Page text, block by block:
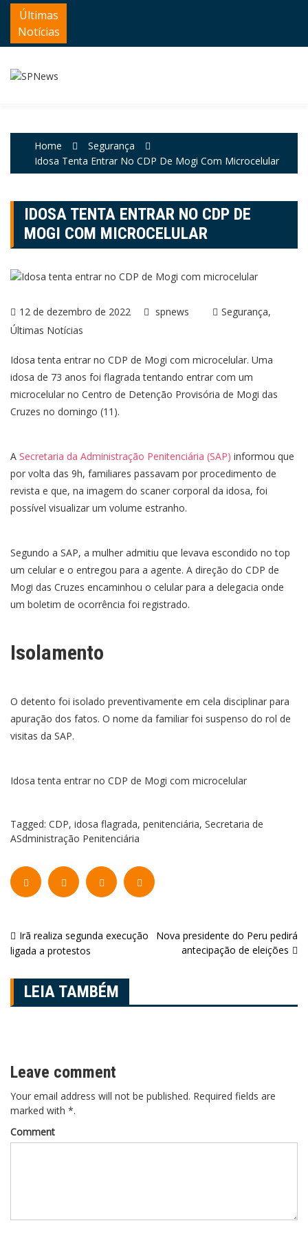
Skip
content
Últimas
Notícias
Home
Segurança
Idosa Tenta Entrar No CDP De Mogi Com Microcelular
IDOSA TENTA ENTRAR NO CDP DE
MOGI COM MICROCELULAR
12 de dezembro de 2022 spnews
Segurança
Últimas Notícias
Idosa tenta entrar no CDP de Mogi com microcelular. Uma
idosa de 73 anos foi flagrada tentando entrar com um
microcelular no Centro de Detenção Provisória de Mogi das
Cruzes no domingo (11).
A Secretaria da Administração Penitenciária (SAP) informou que
por volta das 9h, familiares passavam por procedimento de
revista e que, na imagem do scaner corporal da idosa, foi
possível visualizar um volume estranho.
Segundo a SAP, a mulher admitiu que levava escondido no top
um celular e o entregou para a agente. A direção do CDP de
Mogi das Cruzes encaminhou o celular para a delegacia onde
um boletim de ocorrência foi registrado.
Isolamento
O detento foi isolado preventivamente em cela disciplinar para
apuração dos fatos. O nome da familiar foi suspenso do rol de
visitas da SAP.
Idosa tenta entrar no CDP de Mogi com microcelular
Tagged: CDP, idosa flagrada, penitenciária, Secretaria de
ASdministração Penitenciária
Navegação
de
Post
Irã realiza segunda execução
ligada a protestos
Nova presidente do Peru pedirá
antecipação de eleições
LEIA TAMBÉM
Leave comment
Your email address will not be published. Required fields are
marked with *.
Comment